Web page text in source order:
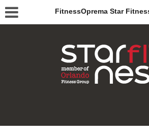
FitnessOprema Star